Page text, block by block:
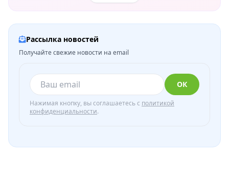
Рассылка новостей
Получайте свежие новости на email
ОК
Нажимая кнопку, вы соглашаетесь с политикой
конфиденциальности.